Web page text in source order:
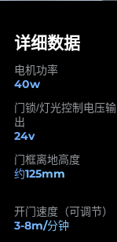
详细数据
电机功率
40w
门锁/灯光控制电压输
出
24v
门框离地高度
约125mm
开门速度（可调节）
3-8m/分钟